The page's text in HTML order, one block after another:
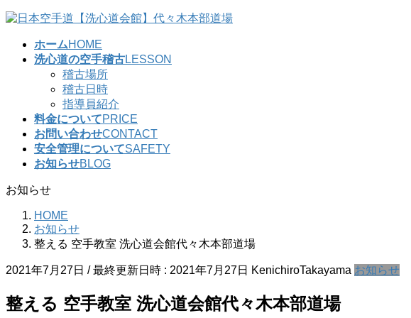
コ
ナ
ホームHOME
洗心道の空手稽古LESSON
稽古場所
稽古日時
指導員紹介
料金についてPRICE
お問い合わせCONTACT
安全管理についてSAFETY
お知らせBLOG
お知らせ
HOME
お知らせ
整える 空手教室 洗心道会館代々木本部道場
2021年7月27日 / 最終更新日時 : 2021年7月27日 KenichiroTakayama お知らせ
整える 空手教室 洗心道会館代々木本部道場